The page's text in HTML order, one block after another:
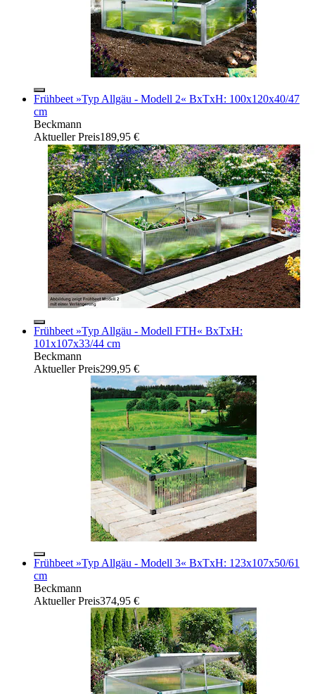
Frühbeet »Typ Allgäu - Modell 2« BxTxH: 100x120x40/47
cm
Beckmann
Aktueller Preis189,95 €
Frühbeet »Typ Allgäu - Modell FTH« BxTxH:
101x107x33/44 cm
Beckmann
Aktueller Preis299,95 €
Frühbeet »Typ Allgäu - Modell 3« BxTxH: 123x107x50/61
cm
Beckmann
Aktueller Preis374,95 €